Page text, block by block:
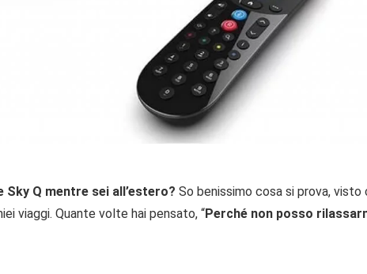
Q mentre sei all’estero? So benissimo cosa si prova, visto
viaggi. Quante volte hai pensato, “Perché non posso